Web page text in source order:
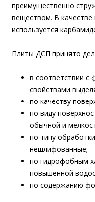
преимущественно
веществом. В качестве
используется
Плиты ДСП принято
в соответствии с
свойствами
по качеству
по виду
обычной и
по типу
нешлифованные;
по гидрофобным
повышенной
по содержанию